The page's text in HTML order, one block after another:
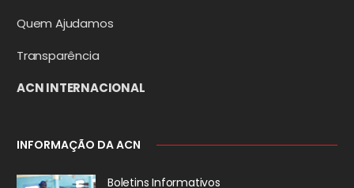
Quem Ajudamos
Transparência
ACN INTERNACIONAL
INFORMAÇÃO DA ACN
Boletins Informativos